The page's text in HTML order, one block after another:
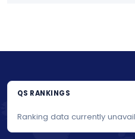
QS RANKINGS
Ranking data currently